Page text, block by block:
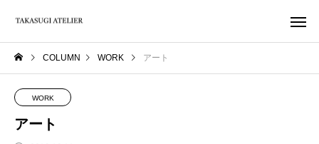
COLUMN WORK アート
WORK
アート